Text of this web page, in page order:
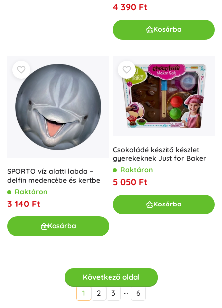
4 390 Ft
Kosárba
SPORTO víz alatti labda –
delfin medencébe és kertbe
Raktáron
3 140 Ft
Kosárba
Csokoládé készítő készlet
gyerekeknek Just for Baker
Raktáron
5 050 Ft
Kosárba
Következő oldal
1
2 3 … 6